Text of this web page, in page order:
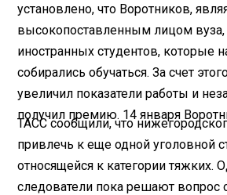
установлено, что Воротников,
высокопоставленным лицом вуза,
иностранных студентов, которые
собирались обучаться. За счет
увеличил показатели работы и
получил премию. 14 января
ТАСС сообщили, что
привлечь к еще одной уголовной
относящейся к категории тяжких.
следователи пока решают вопрос